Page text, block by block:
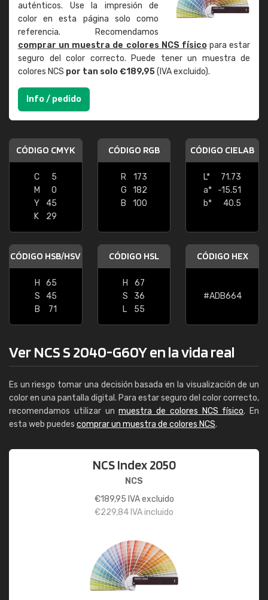
auténticos. Use la impresión de
color en esta página solo como
referencia. Recomendamos
comprar un muestra de colores NCS físicopara estar
seguro del color correcto. Puede tener un muestra de
colores NCS por tan solo €189,95(IVA excluido).
Info / pedido
CÓDIGO CMYK
C
5
M
0
Y
45
K
29
CÓDIGO RGB
R
173
G
182
B
100
CÓDIGO CIELAB
L*
71.73
a*
-15.51
b*
40.5
CÓDIGO HSB/HSV
H
65
S
45
B
71
CÓDIGO HSL
H
67
S
36
L
55
CÓDIGO HEX
#ADB664
Ver NCS S 2040-G60Y en la vida real
Es un riesgo tomar una decisión basada en la visualización de un
color en una pantalla digital. Para estar seguro del color correcto,
recomendamos utilizar unmuestra de colores NCS físico. En
esta web puedes comprar un muestra de colores NCS.
NCS Index 2050
NCS
€189,95 IVA excluido
€229,84 IVA incluido